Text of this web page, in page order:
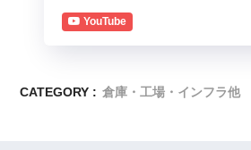
YouTube
CATEGORY : 倉庫・工場・インフラ他